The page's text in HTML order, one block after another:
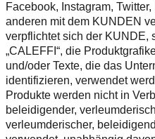
Facebook, Instagram,
anderen mit dem KUNDEN
verpflichtet sich der KUNDE,
„CALEFFI“, die
und/oder Texte, die das
identifizieren, verwendet
Produkte werden nicht in
beleidigender,
verleumderischer,